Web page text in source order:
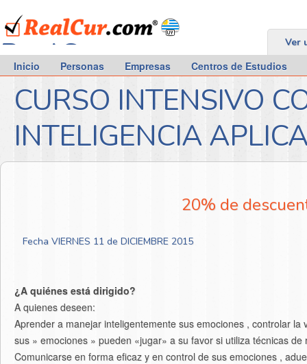
RealCur.com Ver
Inicio Personas Empresas Centros de Estudios
CURSO INTENSIVO
INTELIGENCIA
20% de
Fecha VIERNES 11 de DICIEMBRE 2015
¿A quiénes está dirigido?
A quienes deseen:
Aprender a manejar inteligentemente sus emociones , controlar
sus » emociones » pueden «jugar» a su favor si utiliza técnicas
Comunicarse en forma eficaz y en control de sus emociones ,